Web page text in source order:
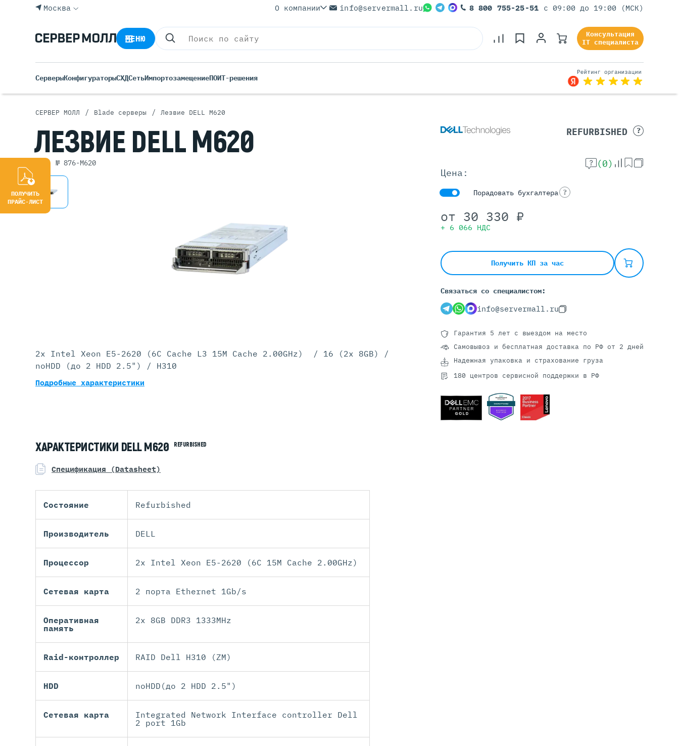
Rack Серверы
Tower Серверы
Серверы Под Задачи
Серверы Для Виртуализации
Серверы Для ИИ
Серверы DELL
Серверы С GPU
С GPU AMD
С GPU Huawei Ascend
С 4 GPU
С 8 GPU
Москва О компании info@servermall.ru 8 800 755-25-51 с 09:00 до 19:00 (МСК)
МЕНЮ
Консультация
IT специалиста
СерверыКонфигураторыСХДСетьИмпортозамещениеПОИТ-решения
СЕРВЕР МОЛЛ / Blade серверы / Лезвие DELL M620
ЛЕЗВИЕ DELL M620
арт. № 876-M620
REFURBISHED ?
(0)
Цена:
Порадовать бухгалтера ?
от 30 330 ₽
+ 6 066 НДС
Получить КП за час
Связаться со специалистом:
info@servermall.ru
Гарантия 5 лет с выездом на место
Самовывоз и бесплатная доставка по РФ от 2 дней
Надежная упаковка и страхование груза
180 центров сервисной поддержки в РФ
2x Intel Xeon E5-2620 (6C Cache L3 15M Cache 2.00GHz) / 16 (2x 8GB) /
noHDD (до 2 HDD 2.5") / H310
Подробные характеристики
ХАРАКТЕРИСТИКИ DELL M620 REFURBISHED
Спецификация (Datasheet)
Состояние Refurbished
Производитель DELL
Процессор 2x Intel Xeon E5-2620 (6C 15M Cache 2.00GHz)
Сетевая карта 2 порта Ethernet 1Gb/s
Оперативная
память
2x 8GB DDR3 1333MHz
Raid-контроллер RAID Dell H310 (ZM)
HDD noHDD(до 2 HDD 2.5")
Сетевая карта
Integrated Network Interface controller Dell
2 port 1Gb
ПОЛУЧИТЬ
ПРАЙС-ЛИСТ